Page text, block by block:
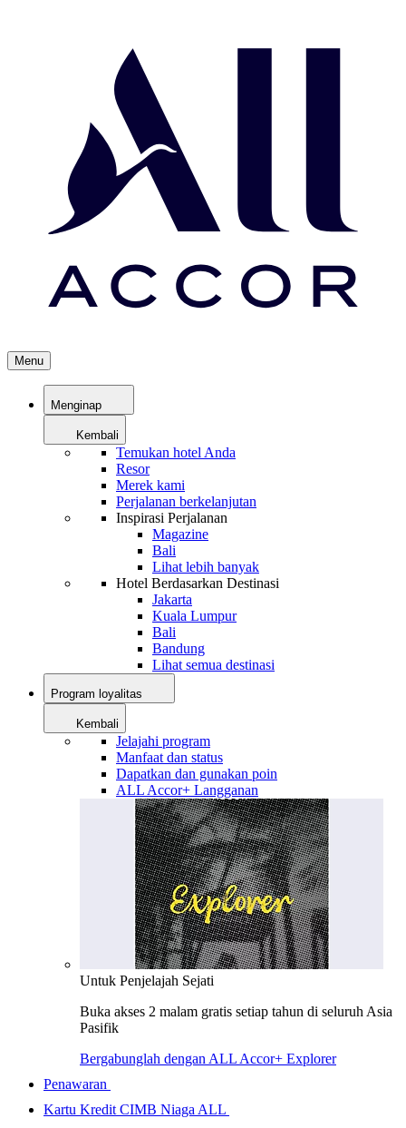
Menu
Menginap
Kembali
Temukan hotel Anda
Resor
Merek kami
Perjalanan berkelanjutan
Inspirasi Perjalanan
Magazine
Bali
Lihat lebih banyak
Hotel Berdasarkan Destinasi
Jakarta
Kuala Lumpur
Bali
Bandung
Lihat semua destinasi
Program loyalitas
Kembali
Jelajahi program
Manfaat dan status
Dapatkan dan gunakan poin
ALL Accor+ Langganan
Untuk Penjelajah Sejati
Buka akses 2 malam gratis setiap tahun di seluruh Asia
Pasifik
Bergabunglah dengan ALL Accor+ Explorer
Penawaran
Kartu Kredit CIMB Niaga ALL